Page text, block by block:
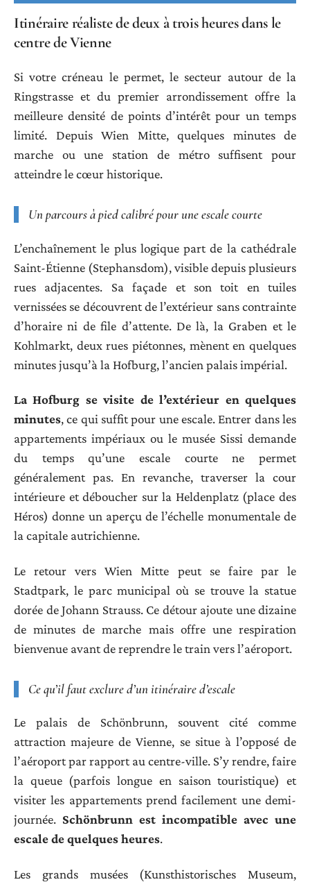
Itinéraire réaliste de deux à trois heures dans le
centre de Vienne
Si votre créneau le permet, le secteur autour de la
Ringstrasse et du premier arrondissement offre la
meilleure densité de points d’intérêt pour un temps
limité. Depuis Wien Mitte, quelques minutes de
marche ou une station de métro suffisent pour
atteindre le cœur historique.
Un parcours à pied calibré pour une escale courte
L’enchaînement le plus logique part de la cathédrale
Saint-Étienne (Stephansdom), visible depuis plusieurs
rues adjacentes. Sa façade et son toit en tuiles
vernissées se découvrent de l’extérieur sans contrainte
d’horaire ni de file d’attente. De là, la Graben et le
Kohlmarkt, deux rues piétonnes, mènent en quelques
minutes jusqu’à la Hofburg, l’ancien palais impérial.
La Hofburg se visite de l’extérieur en quelques
minutes, ce qui suffit pour une escale. Entrer dans les
appartements impériaux ou le musée Sissi demande
du temps qu’une escale courte ne permet
généralement pas. En revanche, traverser la cour
intérieure et déboucher sur la Heldenplatz (place des
Héros) donne un aperçu de l’échelle monumentale de
la capitale autrichienne.
Le retour vers Wien Mitte peut se faire par le
Stadtpark, le parc municipal où se trouve la statue
dorée de Johann Strauss. Ce détour ajoute une dizaine
de minutes de marche mais offre une respiration
bienvenue avant de reprendre le train vers l’aéroport.
Ce qu’il faut exclure d’un itinéraire d’escale
Le palais de Schönbrunn, souvent cité comme
attraction majeure de Vienne, se situe à l’opposé de
l’aéroport par rapport au centre-ville. S’y rendre, faire
la queue (parfois longue en saison touristique) et
visiter les appartements prend facilement une demi-
journée. Schönbrunn est incompatible avec une
escale de quelques heures.
Les grands musées (Kunsthistorisches Museum,